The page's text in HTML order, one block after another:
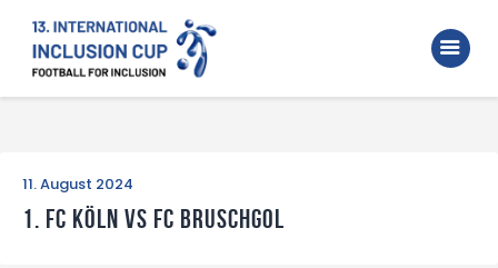
Home
Walking Football Turnier
Unterstützer
Über uns
11. August 2024
1. FC Köln vs FC Bruschgol